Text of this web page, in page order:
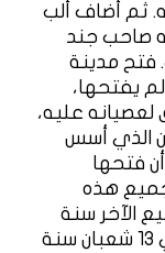
ثم أضاف ألب
صاحب جند
فتح مدينة
يفتحها،
عليه،
الذي أسس
فتحها
هذه
المتسعة إلى أن قتل في 11 ربيع الآخر سنة
456 هـ، وولى بعده ابنه ملكشاه. في 13 شعبان سنة